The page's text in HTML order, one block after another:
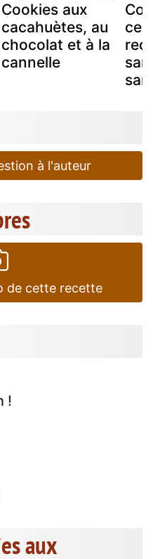
Cookies aux
cacahuètes, au
chocolat et à la
cannelle
à l'auteur
de cette recette
!
aux